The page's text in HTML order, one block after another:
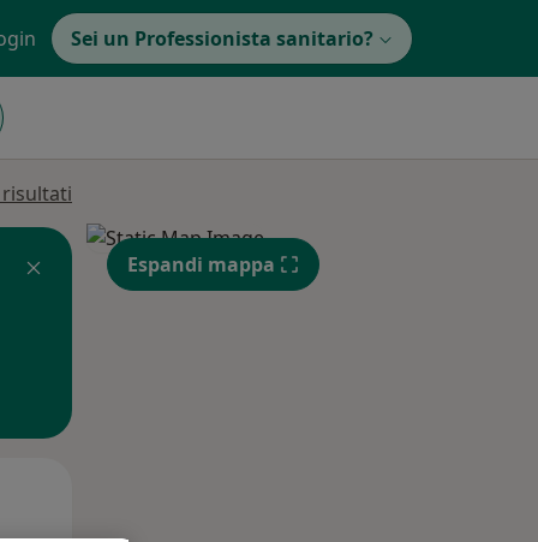
Sei un Professionista sanitario?
Espandi mappa